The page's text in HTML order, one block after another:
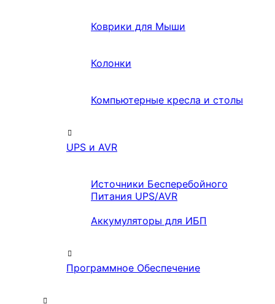
Коврики для Мыши
Колонки
Компьютерные кресла и столы
UPS и AVR
Источники Бесперебойного
Питания UPS/AVR
Аккумуляторы для ИБП
Программное Обеспечение